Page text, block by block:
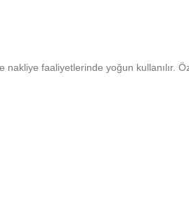
faaliyetlerinde yoğun kullanılır.